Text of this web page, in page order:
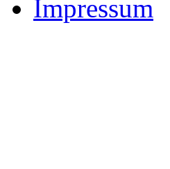
Impressum